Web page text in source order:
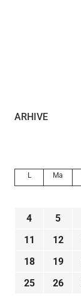
ARHIVE
L Ma
4
5
11
12
18
19
25
26